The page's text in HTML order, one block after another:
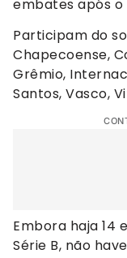
embates após o
Participam do
Chapecoense,
Grêmio,
Santos, Vasco,
Embora haja 14
Série B, não